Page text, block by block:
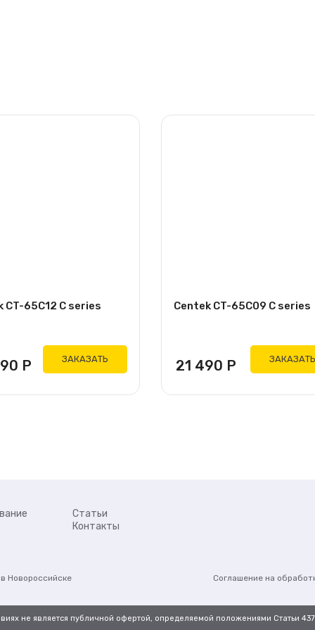
CT-65C12 C series
Р ЗАКАЗАТЬ
Centek CT-65C09 C series
21 490 Р ЗАКАЗАТЬ
Статьи
Контакты
Новороссийске Соглашение на
не является публичной офертой, определяемой положениями Статьи